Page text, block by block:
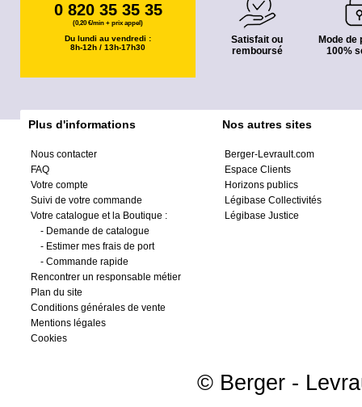
0 820 35 35 35
(0,20 €/min + prix appel)
Du lundi au vendredi :
8h-12h / 13h-17h30
Satisfait ou
remboursé
Mode de
100%
Plus d'informations
Nous contacter
FAQ
Votre compte
Suivi de votre commande
Votre catalogue et la Boutique :
- Demande de catalogue
- Estimer mes frais de port
- Commande rapide
Rencontrer un responsable métier
Plan du site
Conditions générales de vente
Mentions légales
Cookies
Nos autres sites
Berger-Levrault.com
Espace Clients
Horizons publics
Légibase Collectivités
Légibase Justice
© Berger -